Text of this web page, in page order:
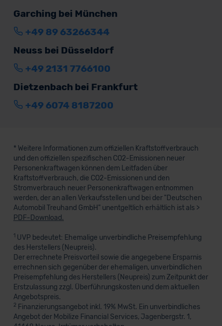
Garching bei München
+49 89 63266344
Neuss bei Düsseldorf
+49 2131 7766100
Dietzenbach bei Frankfurt
+49 6074 8187200
* Weitere Informationen zum offiziellen Kraftstoffverbrauch
und den offiziellen spezifischen CO2-Emissionen neuer
Personenkraftwagen können dem Leitfaden über
Kraftstoffverbrauch, die CO2-Emissionen und den
Stromverbrauch neuer Personenkraftwagen entnommen
werden, der an allen Verkaufsstellen und bei der "Deutschen
Automobil Treuhand GmbH" unentgeltlich erhältlich ist als >
PDF-Download.
1UVP bedeutet: Ehemalige unverbindliche Preisempfehlung
des Herstellers (Neupreis).
Der errechnete Preisvorteil sowie die angegebene Ersparnis
errechnen sich gegenüber der ehemaligen, unverbindlichen
Preisempfehlung des Herstellers (Neupreis) zum Zeitpunkt der
Erstzulassung zzgl. Überführungskosten und dem aktuellen
Angebotspreis.
2 Finanzierungsangebot inkl. 19% MwSt. Ein unverbindliches
Angebot der Mobilize Financial Services, Jagenbergstr. 1,